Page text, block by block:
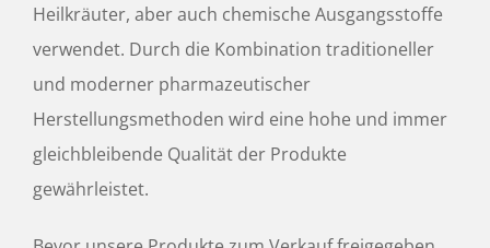
Heilkräuter, aber auch chemische Ausgangsstoffe
verwendet. Durch die Kombination traditioneller
und moderner pharmazeutischer
Herstellungsmethoden wird eine hohe und immer
gleichbleibende Qualität der Produkte
gewährleistet.